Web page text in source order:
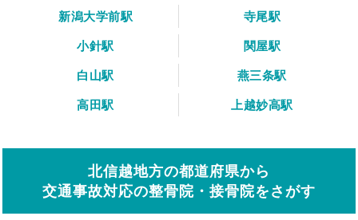
新潟大学前駅
寺尾駅
小針駅
関屋駅
白山駅
燕三条駅
高田駅
上越妙高駅
北信越地方の都道府県から
交通事故対応の整骨院・接骨院をさがす